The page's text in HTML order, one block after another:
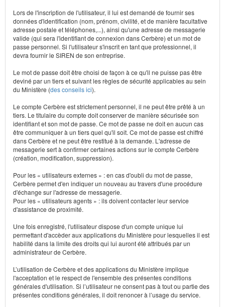
Lors de l'inscription de l'utilisateur, il lui est demandé de fournir ses
données d'identification (nom, prénom, civilité, et de manière facultative
adresse postale et téléphones,...), ainsi qu'une adresse de messagerie
valide (qui sera l'identifiant de connexion dans Cerbère) et un mot de
passe personnel. Si l'utilisateur s'inscrit en tant que professionnel, il
devra fournir le SIREN de son entreprise.
Le mot de passe doit être choisi de façon à ce qu'il ne puisse pas être
deviné par un tiers et suivant les règles de sécurité applicables au sein
du Ministère (des conseils ici).
Le compte Cerbère est strictement personnel, il ne peut être prêté à un
tiers. Le titulaire du compte doit conserver de manière sécurisée son
identifiant et son mot de passe. Ce mot de passe ne doit en aucun cas
être communiquer à un tiers quel qu'il soit. Ce mot de passe est chiffré
dans Cerbère et ne peut être restitué à la demande. L'adresse de
messagerie sert à confirmer certaines actions sur le compte Cerbère
(création, modification, suppression).
Pour les « utilisateurs externes » : en cas d'oubli du mot de passe,
Cerbère permet d'en indiquer un nouveau au travers d'une procédure
d'échange sur l'adresse de messagerie.
Pour les « utilisateurs agents » : ils doivent contacter leur service
d'assistance de proximité.
Une fois enregistré, l'utilisateur dispose d'un compte unique lui
permettant d'accèder aux applications du Ministère pour lesquelles il est
habilité dans la limite des droits qui lui auront été attribués par un
administrateur de Cerbère.
L’utilisation de Cerbère et des applications du Ministère implique
l'acceptation et le respect de l'ensemble des présentes conditions
générales d'utilisation. Si l’utilisateur ne consent pas à tout ou partie des
présentes conditions générales, il doit renoncer à l’usage du service.